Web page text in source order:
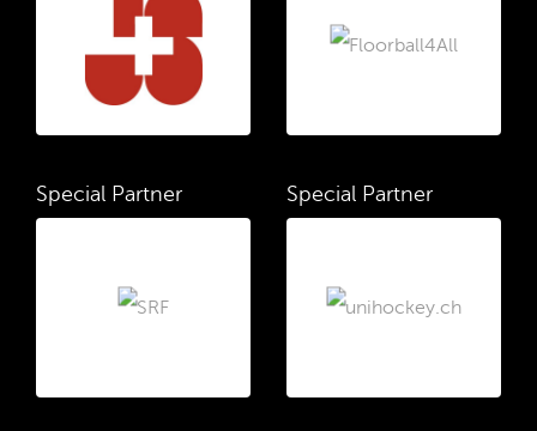
Special Partner Special Partner